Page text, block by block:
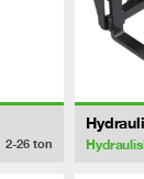
2-26 ton